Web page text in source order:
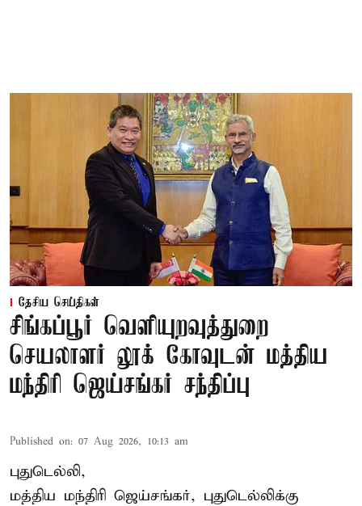
தேசிய செய்திகள்
சிங்கப்பூர் வெளியுறவுத்துறை
செயலாளர் லூக் கோவுடன் மத்திய
மந்திரி ஜெய்சங்கர் சந்திப்பு
Published on: 07 Aug 2026, 10:13 am
புதுடெல்லி,
மத்திய மந்திரி ஜெய்சங்கர், புதுடெல்லிக்கு